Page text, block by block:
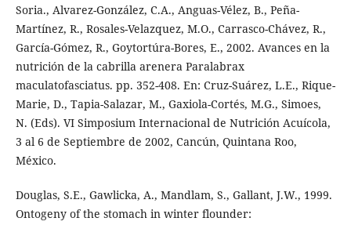
Soria., Alvarez-González, C.A., Anguas-Vélez, B., Peña-
Martínez, R., Rosales-Velazquez, M.O., Carrasco-Chávez, R.,
García-Gómez, R., Goytortúra-Bores, E., 2002. Avances en la
nutrición de la cabrilla arenera Paralabrax
maculatofasciatus. pp. 352-408. En: Cruz-Suárez, L.E., Rique-
Marie, D., Tapia-Salazar, M., Gaxiola-Cortés, M.G., Simoes,
N. (Eds). VI Simposium Internacional de Nutrición Acuícola,
3 al 6 de Septiembre de 2002, Cancún, Quintana Roo,
México.
Douglas, S.E., Gawlicka, A., Mandlam, S., Gallant, J.W., 1999.
Ontogeny of the stomach in winter flounder: